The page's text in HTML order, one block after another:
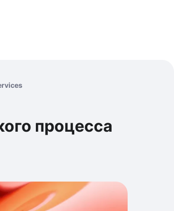
процесса